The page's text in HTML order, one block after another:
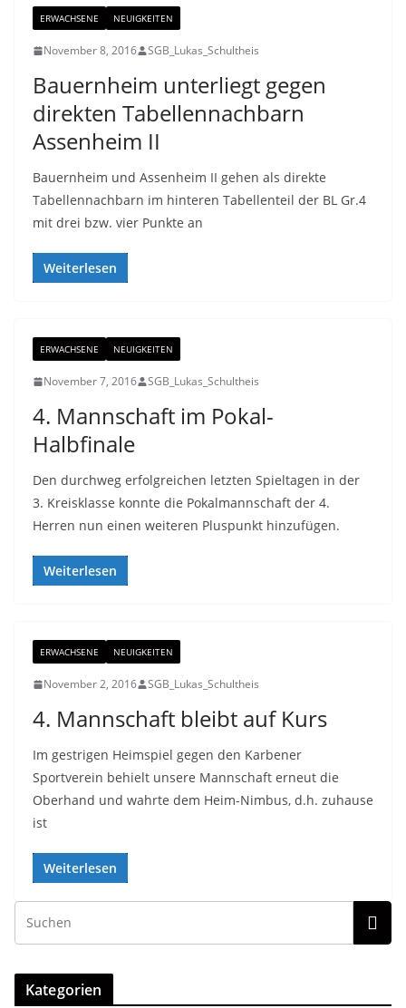
ERWACHSENE NEUIGKEITEN
November 8, 2016 SGB_Lukas_Schultheis
Bauernheim unterliegt gegen
direkten Tabellennachbarn
Assenheim II
Bauernheim und Assenheim II gehen als direkte
Tabellennachbarn im hinteren Tabellenteil der BL Gr.4
mit drei bzw. vier Punkte an
Weiterlesen
ERWACHSENE NEUIGKEITEN
November 7, 2016 SGB_Lukas_Schultheis
4. Mannschaft im Pokal-
Halbfinale
Den durchweg erfolgreichen letzten Spieltagen in der
3. Kreisklasse konnte die Pokalmannschaft der 4.
Herren nun einen weiteren Pluspunkt hinzufügen.
Weiterlesen
ERWACHSENE NEUIGKEITEN
November 2, 2016 SGB_Lukas_Schultheis
4. Mannschaft bleibt auf Kurs
Im gestrigen Heimspiel gegen den Karbener
Sportverein behielt unsere Mannschaft erneut die
Oberhand und wahrte dem Heim-Nimbus, d.h. zuhause
ist
Weiterlesen
Kategorien